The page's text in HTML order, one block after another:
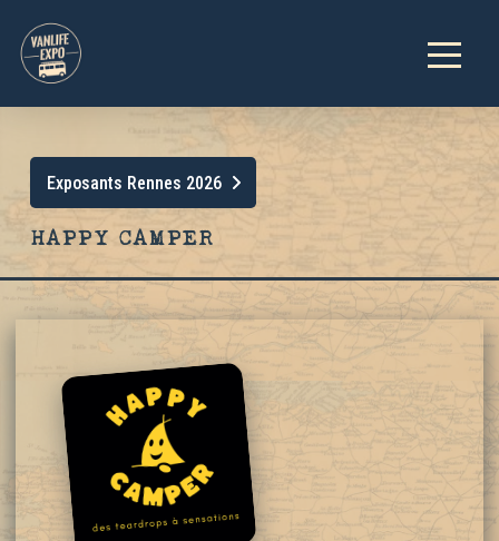
Exposants Rennes 2026
HAPPY CAMPER